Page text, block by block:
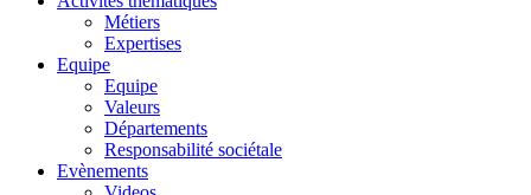
Métiers
Expertises
Equipe
Equipe
Valeurs
Départements
Responsabilité sociétale
Evènements